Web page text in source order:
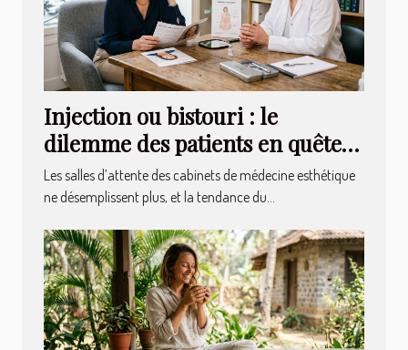
Injection ou bistouri : le
dilemme des patients en quête
de naturel
Les salles d’attente des cabinets de médecine esthétique
ne désemplissent plus, et la tendance du...